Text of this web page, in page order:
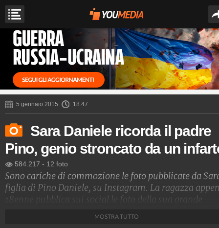
5 gennaio 2015 18:47
Sara Daniele ricorda il padre
Pino, genio stroncato da un
584.217 - 12 foto
Sono cariche di commozione le foto pubblicate da
figlia di Pino Daniele, su Instagram. La ragazza
18enne pubblica sui social le foto della sua grande
MOSTRA TUTTO